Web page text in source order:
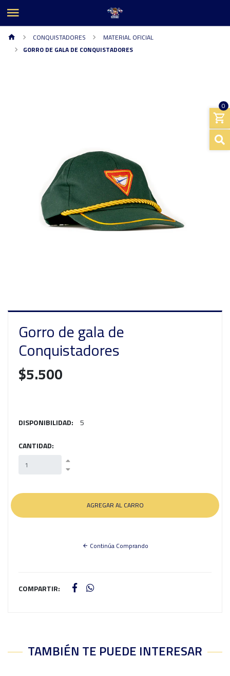
0
CONQUISTADORES
MATERIAL OFICIAL
GORRO DE GALA DE CONQUISTADORES
Gorro de gala de
Conquistadores
$5.500
DISPONIBILIDAD: 5
CANTIDAD:
Continúa Comprando
COMPARTIR:
TAMBIÉN TE PUEDE INTERESAR